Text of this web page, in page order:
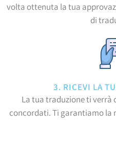
volta ottenuta la tua
di
3. RICEVI LA
La tua traduzione ti
concordati. Ti garantiamo la